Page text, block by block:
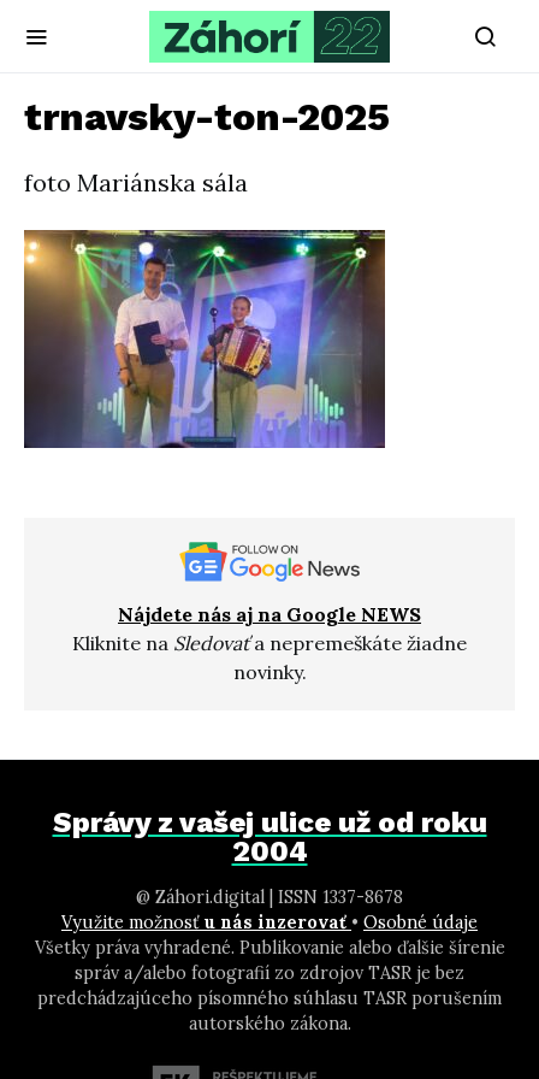
trnavsky-ton-2025
foto Mariánska sála
Nájdete nás aj na Google NEWS
Kliknite na Sledovaťa nepremeškáte žiadne
novinky.
Správy z vašej ulice už od roku
2004
@ Záhori.digital | ISSN 1337-8678
Využite možnosť u nás inzerovať • Osobné údaje
Všetky práva vyhradené. Publikovanie alebo ďalšie šírenie
správ a/alebo fotografií zo zdrojov TASR je bez
predchádzajúceho písomného súhlasu TASR porušením
autorského zákona.